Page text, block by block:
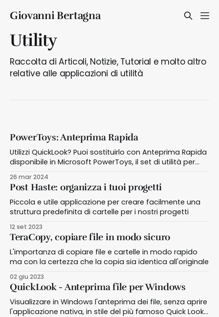
Giovanni Bertagna
Utility
Raccolta di Articoli, Notizie, Tutorial e molto altro
relative alle applicazioni di utilità
PowerToys: Anteprima Rapida
Utilizzi QuickLook? Puoi sostituirlo con Anteprima Rapida
disponibile in Microsoft PowerToys, il set di utilità per
26 mar 2024
Post Haste: organizza i tuoi progetti
Piccola e utile applicazione per creare facilmente una
struttura predefinita di cartelle per i nostri progetti
12 set 2023
TeraCopy, copiare file in modo sicuro
L'importanza di copiare file e cartelle in modo rapido
ma con la certezza che la copia sia identica all'originale
02 giu 2023
QuickLook - Anteprima file per Windows
Visualizzare in Windows l'anteprima dei file, senza aprire
l'applicazione nativa, in stile del più famoso Quick Look